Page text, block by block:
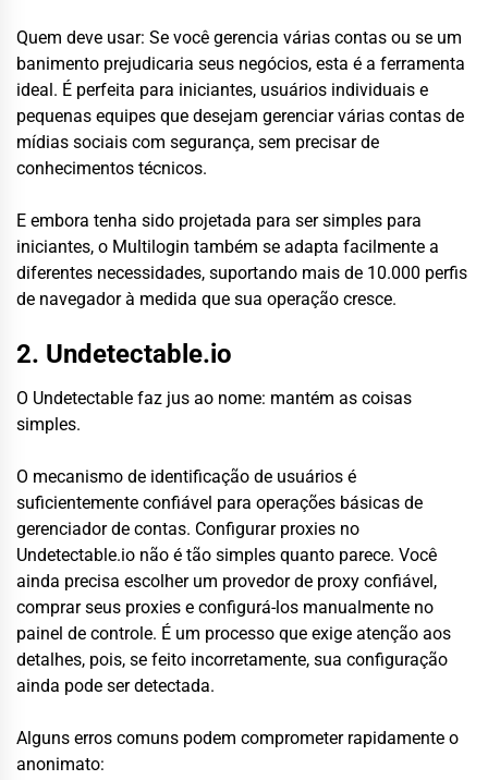
Quem deve usar: Se você gerencia várias contas ou se um
banimento prejudicaria seus negócios, esta é a ferramenta
ideal. É perfeita para iniciantes, usuários individuais e
pequenas equipes que desejam gerenciar várias contas de
mídias sociais com segurança, sem precisar de
conhecimentos técnicos.
E embora tenha sido projetada para ser simples para
iniciantes, o Multilogin também se adapta facilmente a
diferentes necessidades, suportando mais de 10.000 perfis
de navegador à medida que sua operação cresce.
2. Undetectable.io
O Undetectable faz jus ao nome: mantém as coisas
simples.
O mecanismo de identificação de usuários é
suficientemente confiável para operações básicas de
gerenciador de contas. Configurar proxies no
Undetectable.io não é tão simples quanto parece. Você
ainda precisa escolher um provedor de proxy confiável,
comprar seus proxies e configurá-los manualmente no
painel de controle. É um processo que exige atenção aos
detalhes, pois, se feito incorretamente, sua configuração
ainda pode ser detectada.
Alguns erros comuns podem comprometer rapidamente o
anonimato: